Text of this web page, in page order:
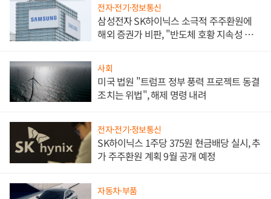
전자·전기·정보통신
삼성전자 SK하이닉스 소극적 주주환원에
해외 증권가 비판, "반도체 호황 지속성 의
사회
미국 법원 "트럼프 정부 풍력 프로젝트 동결
조치는 위법", 해제 명령 내려
전자·전기·정보통신
SK하이닉스 1주당 375원 현금배당 실시, 추
가 주주환원 계획 9월 공개 예정
자동차·부품